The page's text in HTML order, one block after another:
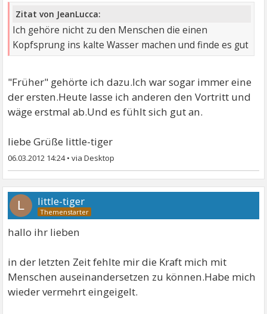
Zitat von JeanLucca:
Ich gehöre nicht zu den Menschen die einen
Kopfsprung ins kalte Wasser machen und finde es gut
"Früher" gehörte ich dazu.Ich war sogar immer eine
der ersten.Heute lasse ich anderen den Vortritt und
wäge erstmal ab.Und es fühlt sich gut an.
liebe Grüße little-tiger
06.03.2012 14:24•
L little-tiger
hallo ihr lieben
in der letzten Zeit fehlte mir die Kraft mich mit
Menschen auseinandersetzen zu können.Habe mich
wieder vermehrt eingeigelt.